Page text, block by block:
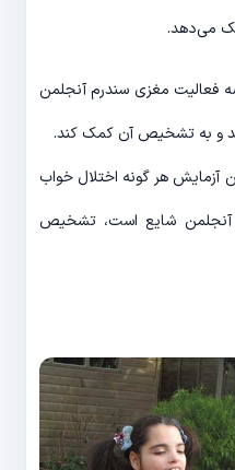
می‌دهد.
فعالیت مغزی سندرم آنجلمن
و به تشخیص آن کمک کند.
آزمایش هر گونه اختلال خواب
آنجلمن شایع است، تشخیص